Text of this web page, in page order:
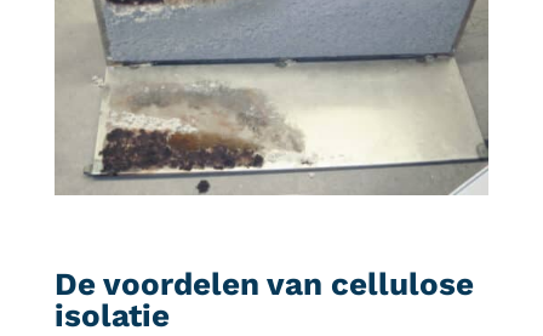
De voordelen van cellulose
isolatie